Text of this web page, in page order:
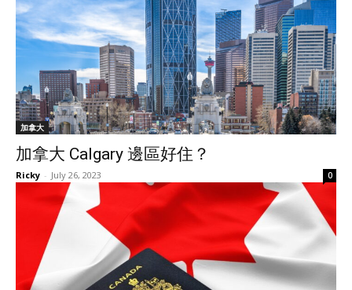
加拿大
加拿大 Calgary 邊區好住？
Ricky - July 26, 2023 0